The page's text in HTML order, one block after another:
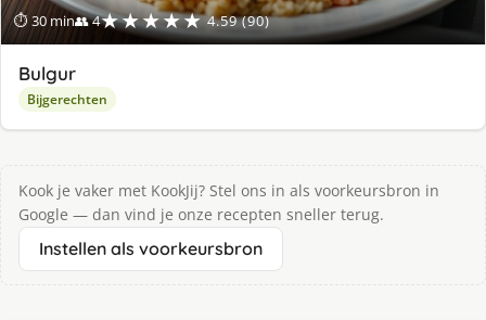
⏱ 30 min👥 4★★★★★ 4.59 (90)
Bulgur
Bijgerechten
Kook je vaker met KookJij? Stel ons in als voorkeursbron in
Google — dan vind je onze recepten sneller terug.
Instellen als voorkeursbron